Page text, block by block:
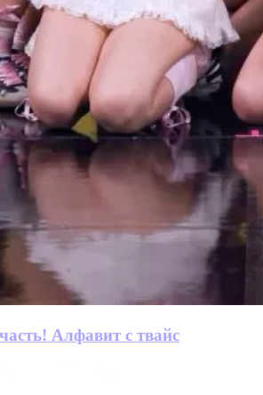
Алфавит с твайс